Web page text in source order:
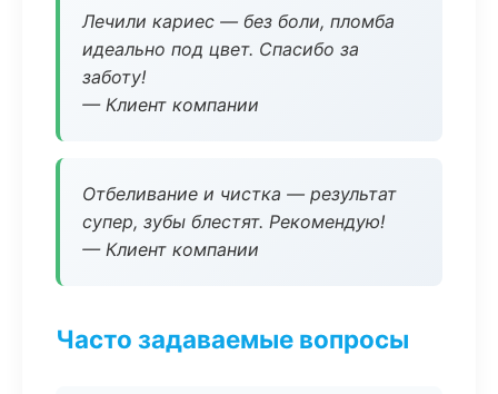
Лечили кариес — без боли, пломба
идеально под цвет. Спасибо за
заботу!
— Клиент компании
Отбеливание и чистка — результат
супер, зубы блестят. Рекомендую!
— Клиент компании
Часто задаваемые вопросы